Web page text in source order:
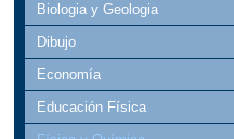
Biologia y Geologia
Dibujo
Economía
Educación Física